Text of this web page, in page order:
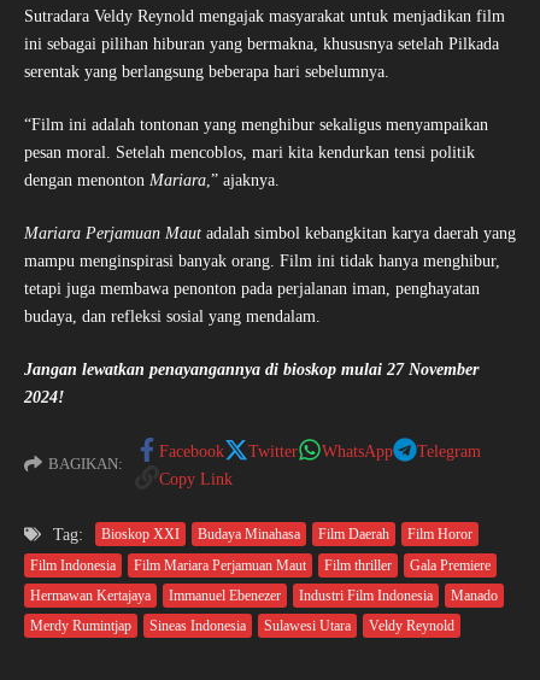
Sutradara Veldy Reynold mengajak masyarakat untuk menjadikan film
ini sebagai pilihan hiburan yang bermakna, khususnya setelah Pilkada
serentak yang berlangsung beberapa hari sebelumnya.
“Film ini adalah tontonan yang menghibur sekaligus menyampaikan
pesan moral. Setelah mencoblos, mari kita kendurkan tensi politik
dengan menonton Mariara ,” ajaknya.
Mariara Perjamuan Maut adalah simbol kebangkitan karya daerah yang
mampu menginspirasi banyak orang. Film ini tidak hanya menghibur,
tetapi juga membawa penonton pada perjalanan iman, penghayatan
budaya, dan refleksi sosial yang mendalam.
Jangan lewatkan penayangannya di bioskop mulai 27 November
2024!
BAGIKAN:
Facebook Twitter WhatsApp
Telegram
Copy Link
Tag: Bioskop XXI Budaya Minahasa Film Daerah
Film Horor
Film Indonesia
Film Mariara Perjamuan Maut Film thriller
Gala Premiere
Hermawan Kertajaya
Immanuel Ebenezer Industri Film Indonesia
Manado
Merdy Rumintjap
Sineas Indonesia Sulawesi Utara Veldy Reynold